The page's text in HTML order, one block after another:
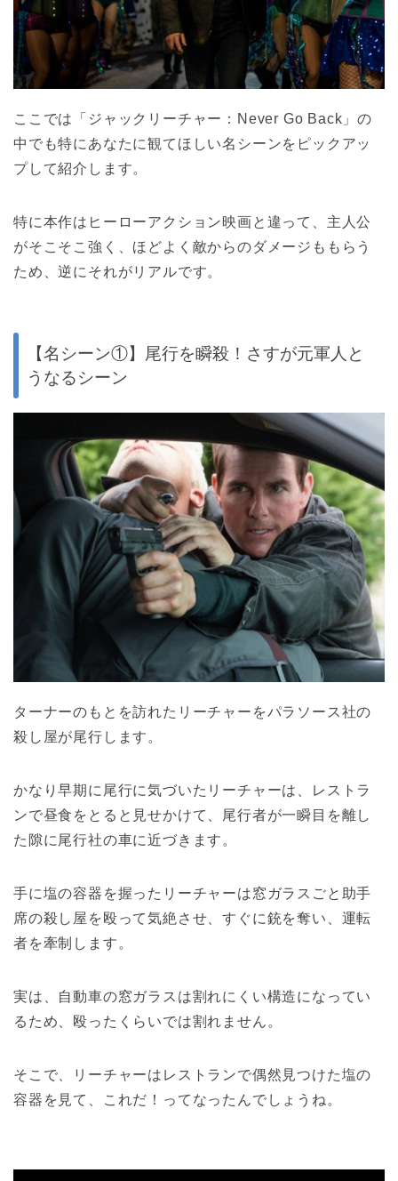
ここでは「ジャックリーチャー：Never Go Back」の
中でも特にあなたに観てほしい名シーンをピックアッ
プして紹介します。
特に本作はヒーローアクション映画と違って、主人公
がそこそこ強く、ほどよく敵からのダメージももらう
ため、逆にそれがリアルです。
【名シーン①】尾行を瞬殺！さすが元軍人と
うなるシーン
ターナーのもとを訪れたリーチャーをパラソース社の
殺し屋が尾行します。
かなり早期に尾行に気づいたリーチャーは、レストラ
ンで昼食をとると見せかけて、尾行者が一瞬目を離し
た隙に尾行社の車に近づきます。
手に塩の容器を握ったリーチャーは窓ガラスごと助手
席の殺し屋を殴って気絶させ、すぐに銃を奪い、運転
者を牽制します。
実は、自動車の窓ガラスは割れにくい構造になってい
るため、殴ったくらいでは割れません。
そこで、リーチャーはレストランで偶然見つけた塩の
容器を見て、これだ！ってなったんでしょうね。